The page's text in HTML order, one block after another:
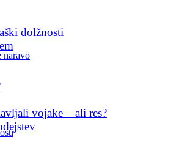
dolžnosti
vojake – ali res?
naravo